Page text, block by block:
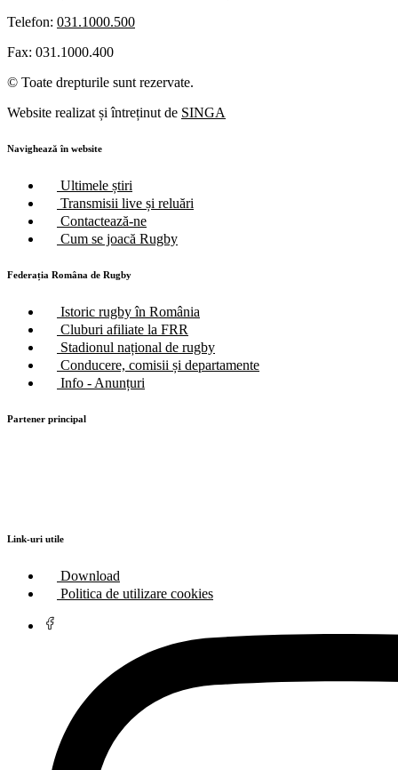
Telefon: 031.1000.500
Fax: 031.1000.400
© Toate drepturile sunt rezervate.
Website realizat și întreținut de SINGA
Navighează în website
Ultimele știri
Transmisii live și reluări
Contactează-ne
Cum se joacă Rugby
Federația Româna de Rugby
Istoric rugby în România
Cluburi afiliate la FRR
Stadionul național de rugby
Conducere, comisii și departamente
Info - Anunțuri
Partener principal
Link-uri utile
Download
Politica de utilizare cookies